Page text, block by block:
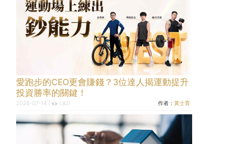
愛跑步的CEO更會賺錢？3位達人揭運動提升
投資勝率的關鍵！
2026-07-14 | 1,821 作者：黃士育